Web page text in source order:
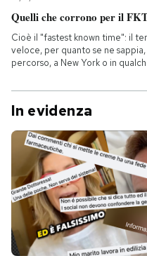
PODCAST
NEWSLETTER
I MIEI PREFERITI
SHOP
CALENDARIO
Quelli che corrono per il
Cioè il "fastest known time": il
veloce, per quanto se ne
percorso, a New York o in
In evidenza